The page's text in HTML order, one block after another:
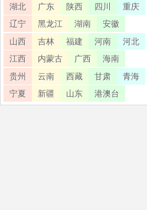
湖北
广东 陕西 四川
重庆
辽宁
黑龙江 湖南
安徽
山西
吉林 福建 河南
河北
江西
内蒙古 广西
海南
贵州
云南 西藏 甘肃
青海
宁夏
新疆 山东 港澳台